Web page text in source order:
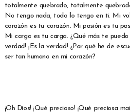
totalmente quebrado, totalmente
No tengo nada, todo lo tengo en ti. Mi
corazón es tu corazón. Mi pasión es tu
Mi carga es tu carga. ¿Qué más te puedo
verdad! ¡Es la verdad! ¿Por qué he de
ser tan humano en mi corazón?
¡Oh Dios! ¡Qué precioso! ¡Qué preciosa